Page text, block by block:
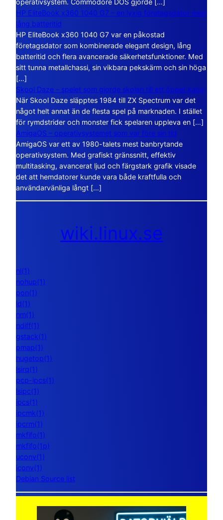
operativsystem. Commodore DOS gjorde […]
HP EliteBook x360 1040 G7 – en lyxig företagsdator med
lång batteritid
HP EliteBook x360 1040 G7 var en påkostad
företagsdator som kombinerade elegant design, lång
batteritid och flera avancerade säkerhetsfunktioner. Med
sitt tunna metallchassi, sin vikbara pekskärm och sin höga
[…]
Skool Daze – spelet som gjorde skolan till ett öppet kaos
När Skool Daze släpptes 1984 till ZX Spectrum var det
något helt annat än de flesta spel på marknaden. I stället
för rymdstrider och monster fick spelaren uppleva en […]
AmigaOS – operativsystemet som var före sin tid
AmigaOS var ett av 1980-talets mest banbrytande
operativsystem. Med grafiskt gränssnitt, effektiv
multitasking, avancerat ljud och färgstark grafik visade
det att hemdatorer kunde vara både kraftfulla och
användarvänliga långt […]
wiki.linux.se
nl(1)
nohup(1)
pon(1)
ld(1)
nm(1)
ndiff(1)
gstack(1)
pmap(1)
hugetop(1)
lsirq(1)
pcp-ipcs(1)
lsipc(1)
ipcs(1)
ipcmk(1)
ipcrm(1)
mkfifo(1)
mkfifo(1p)
uconv(1)
iconv(1)
Debian Source list